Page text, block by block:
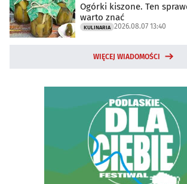
Ogórki kiszone. Ten
warto znać
KULINARIA 2026.08.07 13:40
WIĘCEJ WIADOMOŚCI